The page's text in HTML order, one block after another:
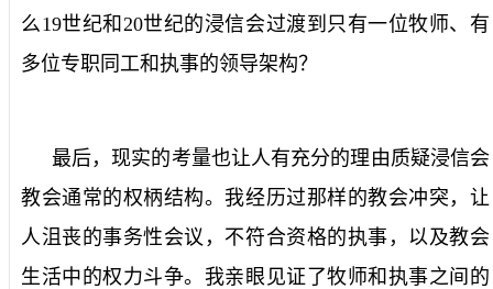
么 19世纪和 20世纪的浸信会过渡到只有一位牧师、有
多位专职同工和执事的领导架构？
最后，现实的考量也让人有充分的理由质疑浸信会
教会通常的权柄结构。我经历过那样的教会冲突，让
人沮丧的事务性会议，不符合资格的执事，以及教会
生活中的权力斗争。我亲眼见证了牧师和执事之间的